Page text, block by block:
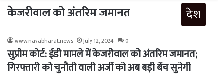
केजरीवाल को अंतरिम जमानत देश
www.navabharat.news July 12, 2024 0
सुप्रीम कोर्ट: ईडी मामले में केजरीवाल को अंतरिम जमानत;
गिरफ्तारी को चुनौती वाली अर्जी को अब बड़ी बेंच सुनेगी